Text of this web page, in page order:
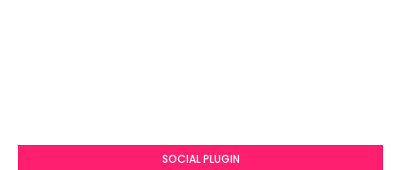
SOCIAL PLUGIN